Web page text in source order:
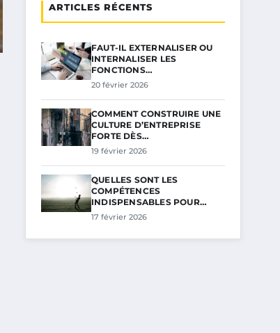
ARTICLES RÉCENTS
FAUT-IL EXTERNALISER OU
INTERNALISER LES
FONCTIONS…
20 février 2026
COMMENT CONSTRUIRE UNE
CULTURE D’ENTREPRISE
FORTE DÈS…
19 février 2026
QUELLES SONT LES
COMPÉTENCES
INDISPENSABLES POUR…
17 février 2026